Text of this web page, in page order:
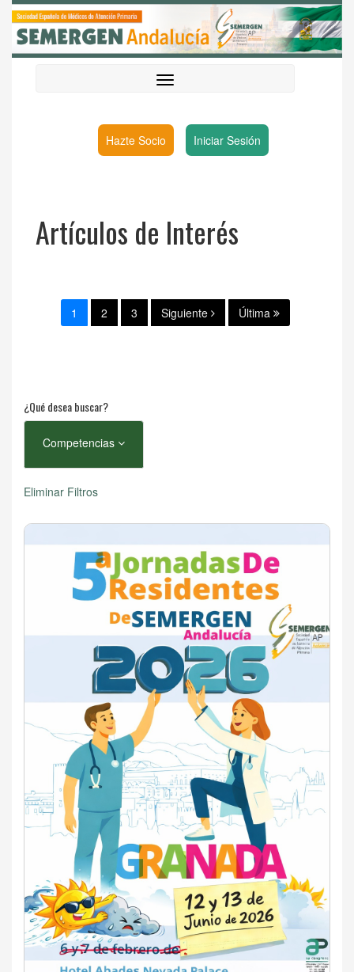
Hazte Socio Iniciar Sesión
Artículos de Interés
1 2 3 Siguiente Última
¿Qué desea buscar?
Competencias
Eliminar Filtros